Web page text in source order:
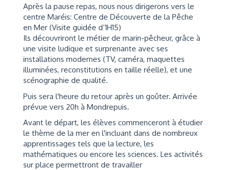
Après la pause repas, nous nous dirigerons vers le
centre Maréis: Centre de Découverte de la Pêche
en Mer (Visite guidée d’1H15)
Ils découvriront le métier de marin-pêcheur, grâce à
une visite ludique et surprenante avec ses
installations modernes (TV, caméra, maquettes
illuminées, reconstitutions en taille réelle), et une
scénographie de qualité.
Puis sera l'heure du retour après un goûter. Arrivée
prévue vers 20h à Mondrepuis.
Avant le départ, les élèves commenceront à étudier
le thème de la mer en l'incluant dans de nombreux
apprentissages tels que la lecture, les
mathématiques ou encore les sciences. Les activités
sur place permettront de travailler